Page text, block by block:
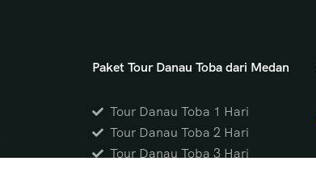
Paket Tour Danau Toba dari Medan
Tour Danau Toba 1 Hari
Tour Danau Toba 2 Hari
Tour Danau Toba 3 Hari